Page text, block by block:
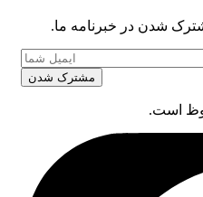
شدن در خبرنامه ما.
است.